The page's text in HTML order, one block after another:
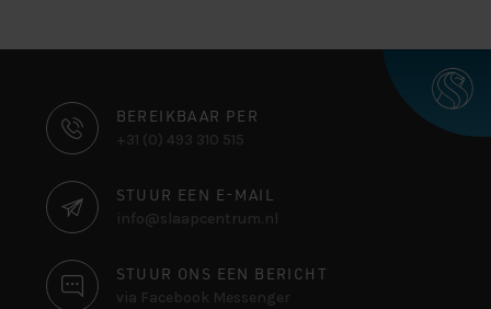
CONTACT
INFORMATIE
BEREIKBAAR PER
+31 (0) 493 310 515
STUUR EEN E-MAIL
info@slaapcentrum.nl
STUUR ONS EEN BERICHT
via Facebook Messenger